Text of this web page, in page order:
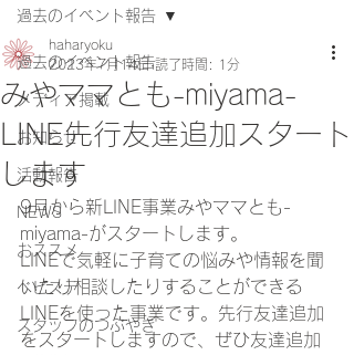
過去のイベント報告
メディア掲載
お知らせ
活動報告
NEWS
おススメ
ベビステ
スタッフのつぶやき
過去のイベント報告
みやママとも-miyama-
LINE先行友達追加スタート
します
haharyoku
2023年7月14日 読了時間: 1分
9月から新LINE事業みやママとも-
miyama-がスタートします。
LINEで気軽に子育ての悩みや情報を聞
いたり相談したりすることができる
LINEを使った事業です。先行友達追加
をスタートしますので、ぜひ友達追加